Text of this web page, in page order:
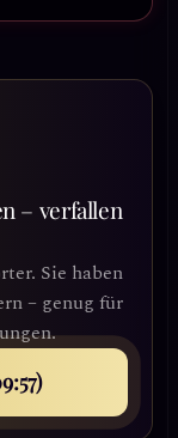
– verfallen
Sie haben
– genug für